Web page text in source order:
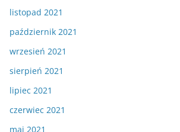
listopad 2021
październik 2021
wrzesień 2021
sierpień 2021
lipiec 2021
czerwiec 2021
maj 2021